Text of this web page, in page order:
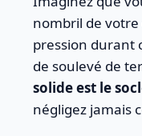
nombril de
pression durant
de soulevé de
solide est le
négligez jamais